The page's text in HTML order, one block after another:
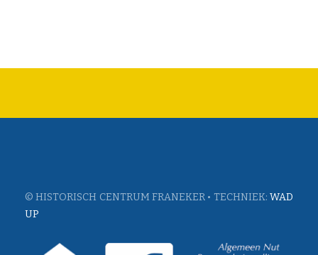
© HISTORISCH CENTRUM FRANEKER • TECHNIEK: WAD
UP